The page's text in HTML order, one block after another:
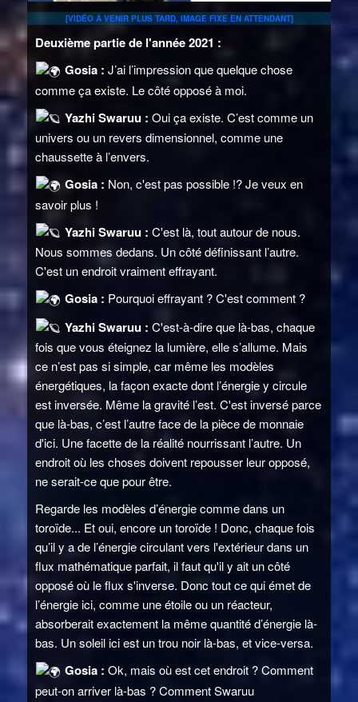
[VIDÉO À VENIR PLUS TARD, IMAGE FIXE EN ATTENDANT]
Deuxième partie de l'année 2021 :
Gosia : J’ai l’impression que quelque chose
comme ça existe. Le côté opposé à moi.
Yazhi Swaruu : Oui ça existe. C’est comme un
univers ou un revers dimensionnel, comme une
chaussette à l’envers.
Gosia : Non, c'est pas possible !? Je veux en
savoir plus !
Yazhi Swaruu : C'est là, tout autour de nous.
Nous sommes dedans. Un côté définissant l’autre.
C'est un endroit vraiment effrayant.
Gosia : Pourquoi effrayant ? C'est comment ?
Yazhi Swaruu : C'est-à-dire que là-bas, chaque
fois que vous éteignez la lumière, elle s’allume. Mais
ce n’est pas si simple, car même les modèles
énergétiques, la façon exacte dont l’énergie y circule
est inversée. Même la gravité l’est. C'est inversé parce
que là-bas, c’est l’autre face de la pièce de monnaie
d'ici. Une facette de la réalité nourrissant l’autre. Un
endroit où les choses doivent repousser leur opposé,
ne serait-ce que pour être.
Regarde les modèles d’énergie comme dans un
toroïde... Et oui, encore un toroïde ! Donc, chaque fois
qu’il y a de l’énergie circulant vers l'extérieur dans un
flux mathématique parfait, il faut qu'il y ait un côté
opposé où le flux s'inverse. Donc tout ce qui émet de
l’énergie ici, comme une étoile ou un réacteur,
absorberait exactement la même quantité d’énergie là-
bas. Un soleil ici est un trou noir là-bas, et vice-versa.
Gosia : Ok, mais où est cet endroit ? Comment
peut-on arriver là-bas ? Comment Swaruu